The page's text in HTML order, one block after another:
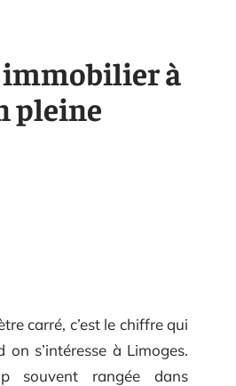
immobilier à
pleine
carré, c’est le chiffre qui
s’intéresse à Limoges.
souvent rangée dans